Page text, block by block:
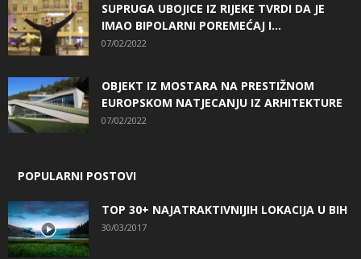
SUPRUGA UBOJICE IZ RIJEKE TVRDI DA JE
IMAO BIPOLARNI POREMEĆAJ I...
07/02/2022
OBJEKT IZ MOSTARA NA PRESTIŽNOM
EUROPSKOM NATJECANJU IZ ARHITEKTURE
07/02/2022
POPULARNI POSTOVI
TOP 30+ NAJATRAKTIVNIJIH LOKACIJA U BIH
30/03/2017